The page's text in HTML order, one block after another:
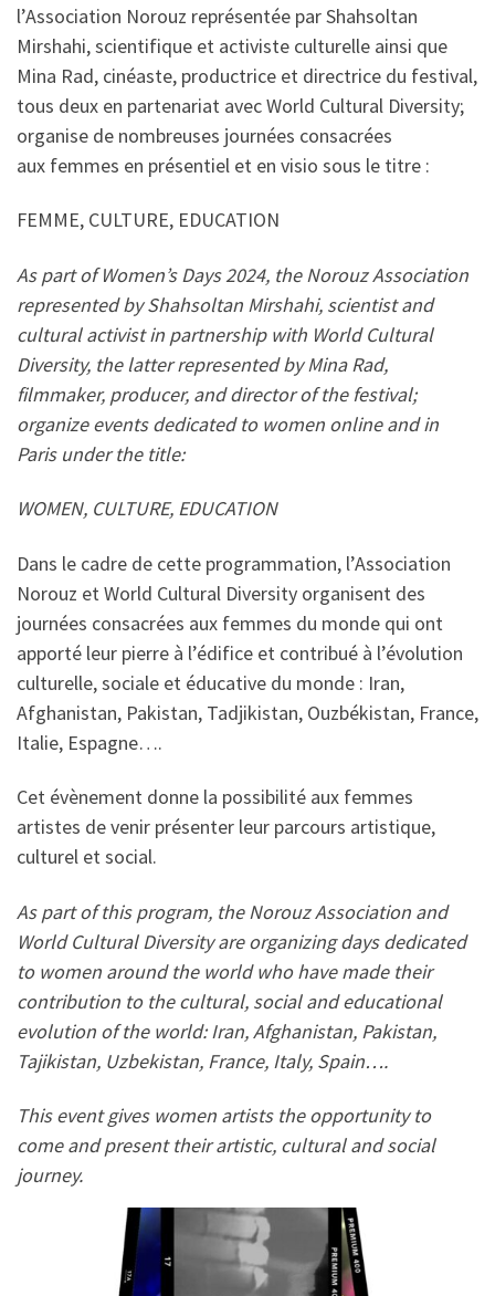
l’Association Norouz représentée par Shahsoltan
Mirshahi, scientifique et activiste culturelle ainsi que
Mina Rad, cinéaste, productrice et directrice du festival,
tous deux en partenariat avec World Cultural Diversity;
organise de nombreuses journées consacrées
aux femmes en présentiel et en visio sous le titre :
FEMME, CULTURE, EDUCATION
As part of Women’s Days 2024, the Norouz Association
represented by Shahsoltan Mirshahi, scientist and
cultural activist in partnership with World Cultural
Diversity, the latter represented by Mina Rad,
filmmaker, producer, and director of the festival;
organize events dedicated to women online and in
Paris under the title:
WOMEN, CULTURE, EDUCATION
Dans le cadre de cette programmation, l’Association
Norouz et World Cultural Diversity organisent des
journées consacrées aux femmes du monde qui ont
apporté leur pierre à l’édifice et contribué à l’évolution
culturelle, sociale et éducative du monde : Iran,
Afghanistan, Pakistan, Tadjikistan, Ouzbékistan, France,
Italie, Espagne….
Cet évènement donne la possibilité aux femmes
artistes de venir présenter leur parcours artistique,
culturel et social.
As part of this program, the Norouz Association and
World Cultural Diversity are organizing days dedicated
to women around the world who have made their
contribution to the cultural, social and educational
evolution of the world: Iran, Afghanistan, Pakistan,
Tajikistan, Uzbekistan, France, Italy, Spain….
This event gives women artists the opportunity to
come and present their artistic, cultural and social
journey.